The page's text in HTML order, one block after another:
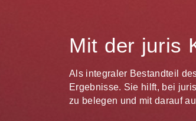
Mit der juris
Als integraler Bestandteil
Ergebnisse. Sie hilft, bei
zu belegen und mit darauf